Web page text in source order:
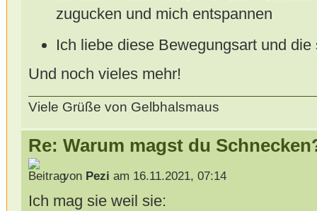
zugucken und mich entspannen
Ich liebe diese Bewegungsart und
Und noch vieles mehr!
Viele Grüße von Gelbhalsmaus
Re: Warum magst du
von Pezi am 16.11.2021, 07:14
Ich mag sie weil sie: